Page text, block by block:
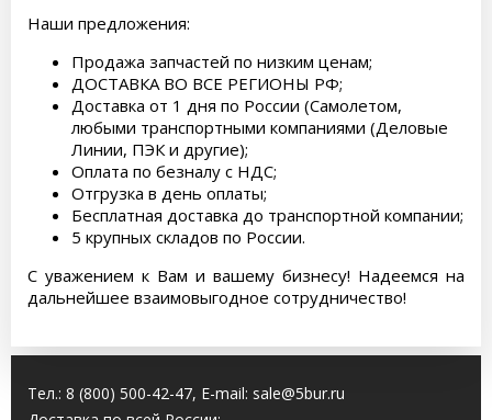
Наши предложения:
Продажа запчастей по низким ценам;
ДОСТАВКА ВО ВСЕ РЕГИОНЫ РФ;
Доставка от 1 дня по России (Самолетом,
любыми транспортными компаниями (Деловые
Линии, ПЭК и другие);
Оплата по безналу с НДС;
Отгрузка в день оплаты;
Бесплатная доставка до транспортной компании;
5 крупных складов по России.
С уважением к Вам и вашему бизнесу! Надеемся на
дальнейшее взаимовыгодное сотрудничество!
Тел.: 8 (800) 500-42-47, E-mail: sale@5bur.ru